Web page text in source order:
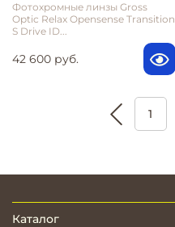
Фотохромные линзы Gross
Optic Relax Opensense Transition
S Drive ID...
42 600 руб.
1
Каталог